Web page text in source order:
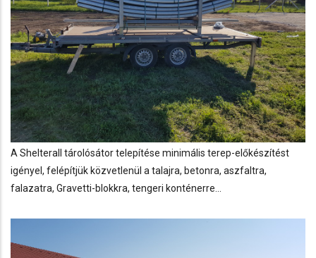
AShelterall tárolósátortelepítése minimális terep-előkészítést
igényel, felépítjük közvetlenül a talajra, betonra, aszfaltra,
falazatra, Gravetti-blokkra, tengeri konténerre...